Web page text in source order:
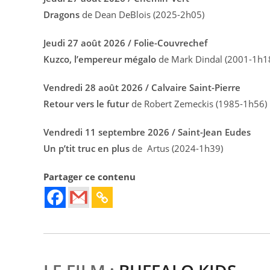
Dragons de Dean DeBlois (2025-2h05)
Jeudi 27 août 2026 / Folie-Couvrechef
Kuzco, l’empereur mégalo de Mark Dindal (2001-
Vendredi 28 août 2026 / Calvaire Saint-Pierre
Retour vers le futurde Robert Zemeckis (1985-1h56)
Vendredi 11 septembre 2026 / Saint-Jean Eudes
Un p’tit truc en plus de Artus (2024-1h39)
Partager ce contenu